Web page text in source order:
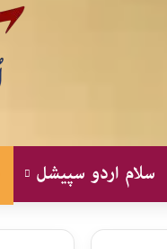
سلام اردو سپیشل